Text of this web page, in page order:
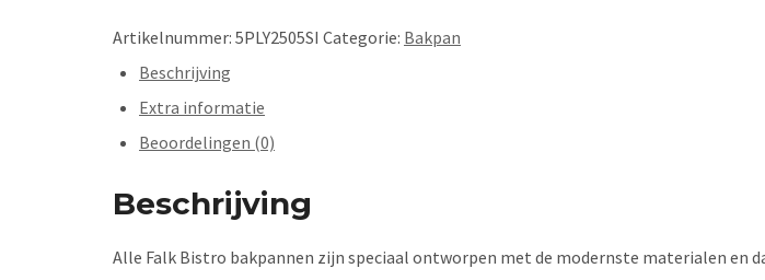
Artikelnummer: 5PLY2505SI Categorie: Bakpan
Beschrijving
Extra informatie
Beoordelingen (0)
Beschrijving
Alle Falk Bistro bakpannen zijn speciaal ontworpen met de modernste materialen en